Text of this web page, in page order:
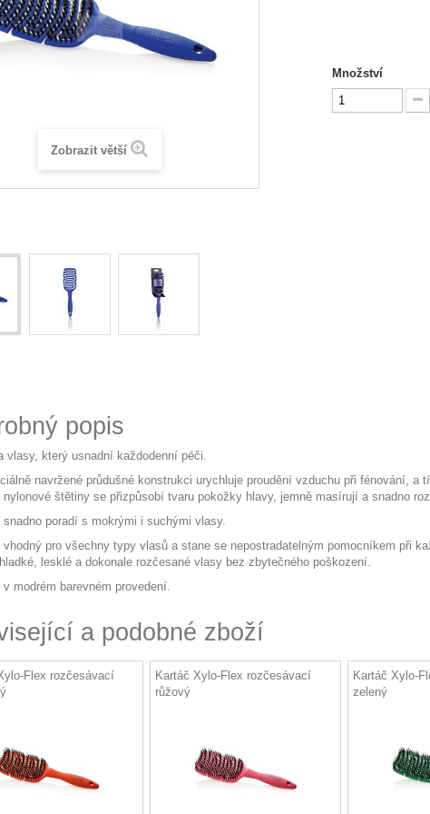
Zobrazit větší
Množství
popis
vlasy, který usnadní každodenní péči.
navržené průdušné konstrukci urychluje proudění vzduchu při fénování, a
nylonové štětiny se přizpůsobí tvaru pokožky hlavy, jemně masírují a snadno
snadno poradí s mokrými i suchými vlasy.
vhodný pro všechny typy vlasů a stane se nepostradatelným pomocníkem při
lesklé a dokonale rozčesané vlasy bez zbytečného poškození.
v modrém barevném provedení.
a podobné zboží
Flex rozčesávací
Kartáč Xylo-Flex rozčesávací
růžový
Kartáč Xylo-
zelený